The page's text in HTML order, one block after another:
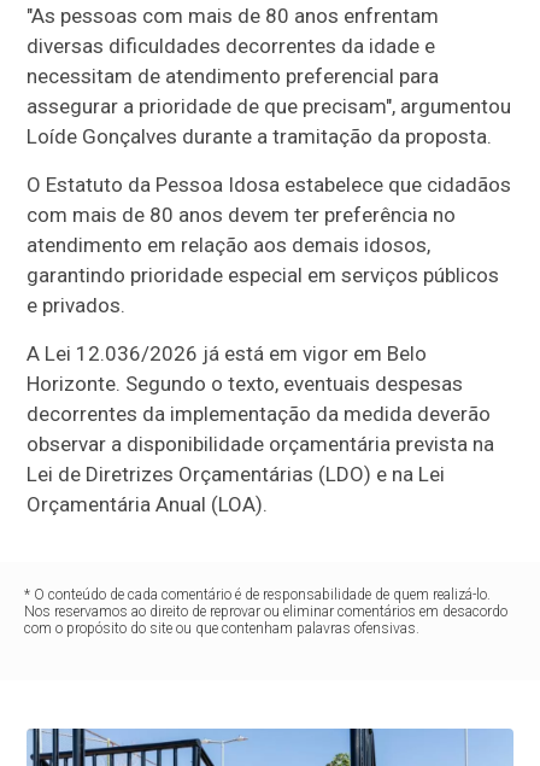
"As pessoas com mais de 80 anos enfrentam
diversas dificuldades decorrentes da idade e
necessitam de atendimento preferencial para
assegurar a prioridade de que precisam", argumentou
Loíde Gonçalves durante a tramitação da proposta.
O Estatuto da Pessoa Idosa estabelece que cidadãos
com mais de 80 anos devem ter preferência no
atendimento em relação aos demais idosos,
garantindo prioridade especial em serviços públicos
e privados.
A Lei 12.036/2026 já está em vigor em Belo
Horizonte. Segundo o texto, eventuais despesas
decorrentes da implementação da medida deverão
observar a disponibilidade orçamentária prevista na
Lei de Diretrizes Orçamentárias (LDO) e na Lei
Orçamentária Anual (LOA).
* O conteúdo de cada comentário é de responsabilidade de quem realizá-lo.
Nos reservamos ao direito de reprovar ou eliminar comentários em desacordo
com o propósito do site ou que contenham palavras ofensivas.